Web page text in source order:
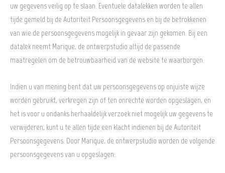
uw gegevens veilig op te slaan. Eventuele datalekken worden te allen
tijde gemeld bij de Autoriteit Persoonsgegevens en bij de betrokkenen
van wie de persoonsgegevens mogelijk in gevaar zijn gekomen. Bij een
datalek neemt Marique, de ontwerpstudio altijd de passende
maatregelen om de betrouwbaarheid van de website te waarborgen.
Indien u van mening bent dat uw persoonsgegevens op onjuiste wijze
worden gebruikt, verkregen zijn of ten onrechte worden opgeslagen, en
het is voor u ondanks herhaaldelijk verzoek niet mogelijk uw gegevens te
verwijderen, kunt u te allen tijde een klacht indienen bij de Autoriteit
Persoonsgegevens. Door Marique, de ontwerpstudio worden de volgende
persoonsgegevens van u opgeslagen: